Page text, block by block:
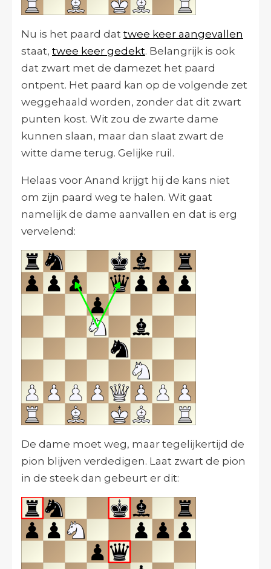
Nu is het paard dat twee keer aangevallen
staat, twee keer gedekt. Belangrijk is ook
dat zwart met de damezet het paard
ontpent. Het paard kan op de volgende zet
weggehaald worden, zonder dat dit zwart
punten kost. Wit zou de zwarte dame
kunnen slaan, maar dan slaat zwart de
witte dame terug. Gelijke ruil.
Helaas voor Anand krijgt hij de kans niet
om zijn paard weg te halen. Wit gaat
namelijk de dame aanvallen en dat is erg
vervelend:
De dame moet weg, maar tegelijkertijd de
pion blijven verdedigen. Laat zwart de pion
in de steek dan gebeurt er dit: